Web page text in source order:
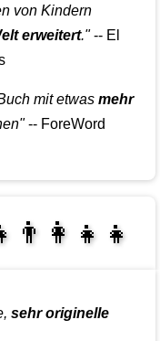
von Kindern
erweitert."-- El
mit etwasmehr
-- ForeWord
sehr originelle